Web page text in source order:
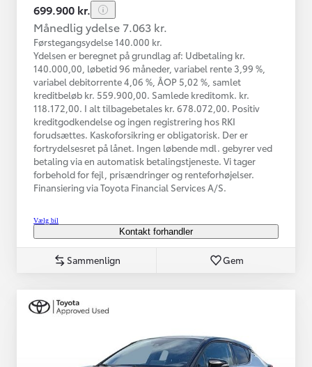
699.900 kr.
Månedlig ydelse 7.063 kr.
Førstegangsydelse 140.000 kr.
Ydelsen er beregnet på grundlag af: Udbetaling kr.
140.000,00, løbetid 96 måneder, variabel rente 3,99 %,
variabel debitorrente 4,06 %, ÅOP 5,02 %, samlet
kreditbeløb kr. 559.900,00. Samlede kreditomk. kr.
118.172,00. I alt tilbagebetales kr. 678.072,00. Positiv
kreditgodkendelse og ingen registrering hos RKI
forudsættes. Kaskoforsikring er obligatorisk. Der er
fortrydelsesret på lånet. Ingen løbende mdl. gebyrer ved
betaling via en automatisk betalingstjeneste. Vi tager
forbehold for fejl, prisændringer og renteforhøjelser.
Finansiering via Toyota Financial Services A/S.
Vælg bil
Kontakt forhandler
Sammenlign Gem